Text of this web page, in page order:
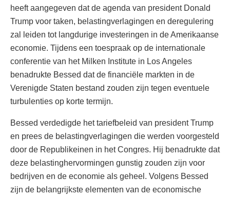
heeft aangegeven dat de agenda van president Donald
Trump voor taken, belastingverlagingen en deregulering
zal leiden tot langdurige investeringen in de Amerikaanse
economie. Tijdens een toespraak op de internationale
conferentie van het Milken Institute in Los Angeles
benadrukte Bessed dat de financiële markten in de
Verenigde Staten bestand zouden zijn tegen eventuele
turbulenties op korte termijn.
Bessed verdedigde het tariefbeleid van president Trump
en prees de belastingverlagingen die werden voorgesteld
door de Republikeinen in het Congres. Hij benadrukte dat
deze belastinghervormingen gunstig zouden zijn voor
bedrijven en de economie als geheel. Volgens Bessed
zijn de belangrijkste elementen van de economische